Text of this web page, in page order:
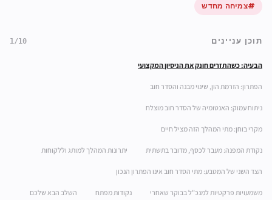
#צמיחה מחדש
תוכן עניינים 1/10
הבעיה: כשהתזרים חונק את הניסיון המקצועי
הפתרון: הזרמת הון, שינוי מבנה והסדר חוב
ניתוח עמוק: האנטומיה של הסדר חוב מוצלח
מקרי בוחן: מתי המהלך הזה מציל חיים
נקודת המפנה: מעבר לכסף, מדובר בתשתית יתרונות המהלך למותג וללקוחות
הצד השני של המטבע: מתי הסדר חוב אינו הפתרון הנכון
משמעויות פרקטיות למנכ"ל בבוקר שאחרי נקודות מפתח השלב הבא שלכם